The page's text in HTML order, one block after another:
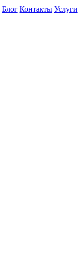
Блог Контакты Услуги